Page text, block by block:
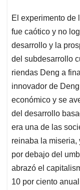
El experimento de
fue caótico y no
desarrollo y la
del subdesarrollo
riendas Deng a
innovador de
económico y se
del desarrollo
era una de las
reinaba la miseria,
por debajo del
abrazó el
10 por ciento